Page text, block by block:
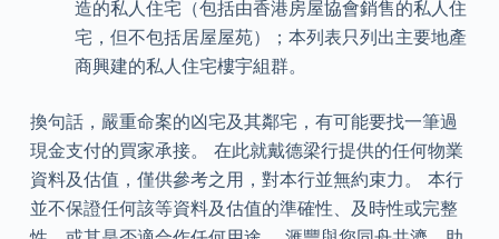
造的私人住宅（包括由香港房屋協會銷售的私人住
宅，但不包括居屋屋苑）；本列表只列出主要地產
商興建的私人住宅樓宇組群。
換句話，嚴重命案的凶宅及其鄰宅，有可能要找一筆過
現金支付的買家承接。 在此就戴德梁行提供的任何物業
資料及估值，僅供參考之用，對本行並無約束力。 本行
並不保證任何該等資料及估值的準確性、及時性或完整